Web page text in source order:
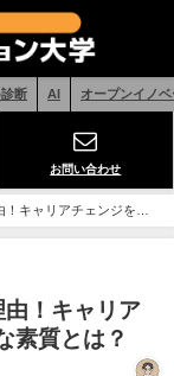
断 AI オープンイノ
お問い合わせ
キャリアチェンジを成
！キャリア
素質とは？